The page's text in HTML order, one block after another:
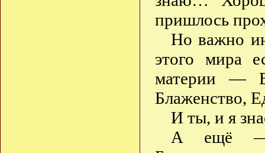
пришлось
Но важно
этого мира
материи —
Блаженство,
И ты, и я
А ещё —